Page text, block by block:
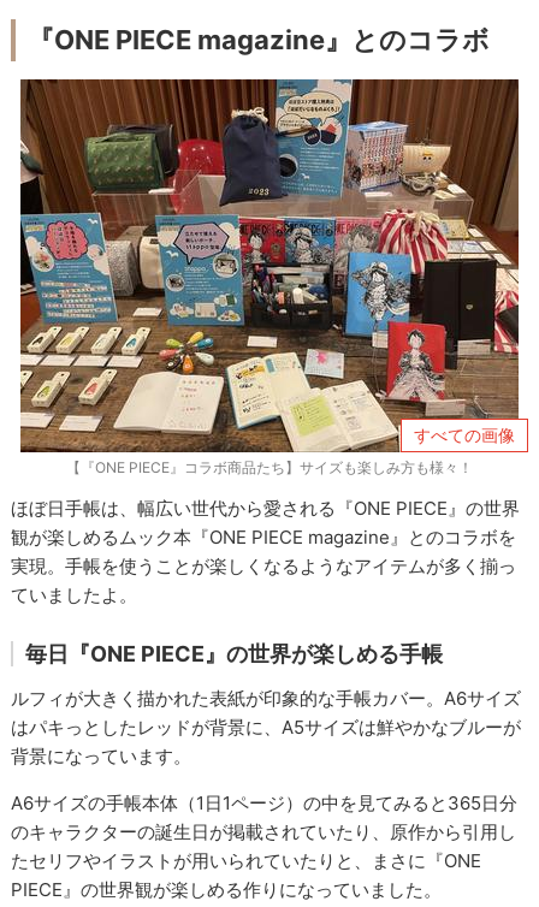
『ONE PIECE magazine』とのコラボ
すべての画像
【『ONE PIECE』コラボ商品たち】サイズも楽しみ方も様々！
ほぼ日手帳は、幅広い世代から愛される『ONE PIECE』の世界
観が楽しめるムック本『ONE PIECE magazine』とのコラボを
実現。手帳を使うことが楽しくなるようなアイテムが多く揃っ
ていましたよ。
毎日『ONE PIECE』の世界が楽しめる手帳
ルフィが大きく描かれた表紙が印象的な手帳カバー。A6サイズ
はパキっとしたレッドが背景に、A5サイズは鮮やかなブルーが
背景になっています。
A6サイズの手帳本体（1日1ページ）の中を見てみると365日分
のキャラクターの誕生日が掲載されていたり、原作から引用し
たセリフやイラストが用いられていたりと、まさに『ONE
PIECE』の世界観が楽しめる作りになっていました。